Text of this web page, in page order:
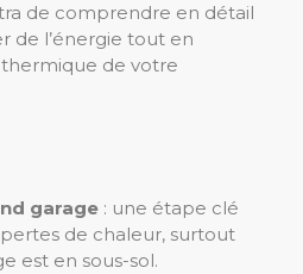
de comprendre en détail
de l’énergie tout en
de votre
garage : une étape clé
de chaleur, surtout
est en sous-sol.